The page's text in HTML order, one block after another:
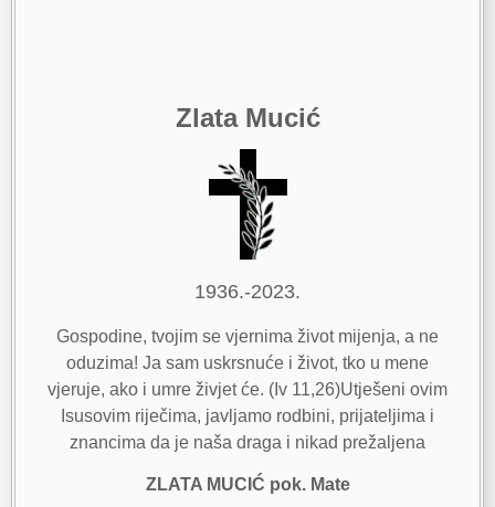
Zlata Mucić
1936.-2023.
Gospodine, tvojim se vjernima život mijenja, a ne
oduzima! Ja sam uskrsnuće i život, tko u mene
vjeruje, ako i umre živjet će. (Iv 11,26)Utješeni ovim
Isusovim riječima, javljamo rodbini, prijateljima i
znancima da je naša draga i nikad prežaljena
ZLATA MUCIĆ pok. Mate